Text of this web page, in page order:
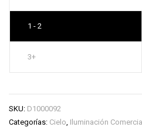
1 - 2
3+
SKU: D1000092
Categorías: Cielo, Iluminación Comercial